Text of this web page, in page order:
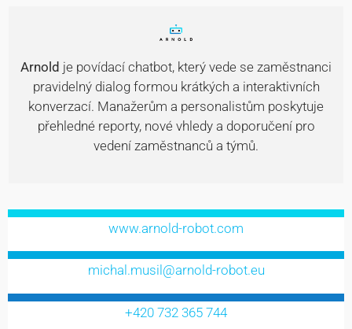
Arnold je povídací chatbot, který vede se zaměstnanci
pravidelný dialog formou krátkých a interaktivních
konverzací. Manažerům a personalistům poskytuje
přehledné reporty, nové vhledy a doporučení pro
vedení zaměstnanců a týmů.
www.arnold-robot.com
michal.musil@arnold-robot.eu
+420 732 365 744